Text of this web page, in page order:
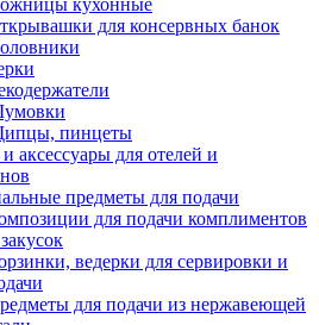
кухонные
для консервных банок
пинцеты
аксессуары для отелей и
предметы для подачи
для подачи комплиментов
ведерки для сервировки и
для подачи из нержавеющей